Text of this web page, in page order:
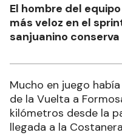
El hombre del
más veloz en el
sanjuanino
Mucho en juego
de la Vuelta a
kilómetros desde la
llegada a la